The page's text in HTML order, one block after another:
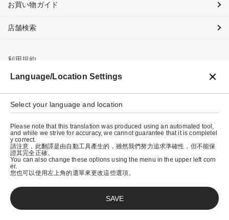
お買い物ガイド
店舗検索
利用規約
プライバシーポリシー
特定商取引法に基づく表示
会社概要
© graniph inc.
Language/Location Settings
Select your language and location
Please note that this translation was produced using an automated tool,
and while we strive for accuracy, we cannot guarantee that it is completel
y correct.
請注意，此翻譯是由自動工具產生的，雖然我們努力追求準確性，但不能保
證其完全正確。
You can also change these options using the menu in the upper left corn
er.
您也可以使用左上角的選單來更改這些選項。
SAVE